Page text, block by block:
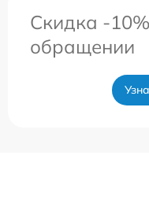
Скидка -
обращении